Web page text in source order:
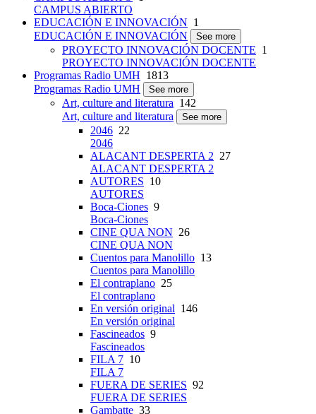
CAMPUS ABIERTO
EDUCACIÓN E INNOVACIÓN 1
EDUCACIÓN E INNOVACIÓN
See more
PROYECTO INNOVACIÓN DOCENTE 1
PROYECTO INNOVACIÓN DOCENTE
Programas Radio UMH 1813
Programas Radio UMH
See more
Art, culture and literatura 142
Art, culture and literatura
See more
2046 22
2046
ALACANT DESPERTA 2 27
ALACANT DESPERTA 2
AUTORES 10
AUTORES
Boca-Ciones 9
Boca-Ciones
CINE QUA NON 26
CINE QUA NON
Cuentos para Manolillo 13
Cuentos para Manolillo
El contraplano 25
El contraplano
En versión original 146
En versión original
Fascineados 9
Fascineados
FILA 7 10
FILA 7
FUERA DE SERIES 92
FUERA DE SERIES
Gambatte 33